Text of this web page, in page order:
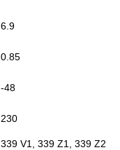
6.9
0.85
-48
230
339 V1, 339 Z1, 339 Z2